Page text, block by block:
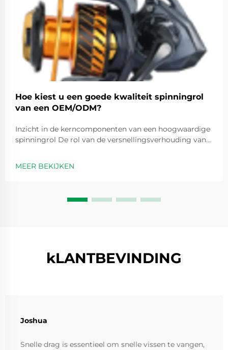
Hoe kiest u een goede kwaliteit spinningrol
van een OEM/ODM?
Inzicht in de kerncomponenten van een hoogwaardige
spinningrol De rol van de versnellingsverhouding van
op 1 die aangeven hoe vaak de spoel ronddraait elke
MEER BEKIJKEN
kLANTBEVINDING
Joshua
Snelle drag is essentieel om snelle vissen te vangen,